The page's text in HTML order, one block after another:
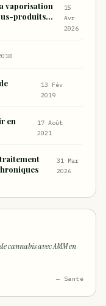
vaporisation
produits
15
Avr
2026
13 Fév
2019
en
17 Août
2021
31 Mar
2026
cannabis avec AMM en
— Santé